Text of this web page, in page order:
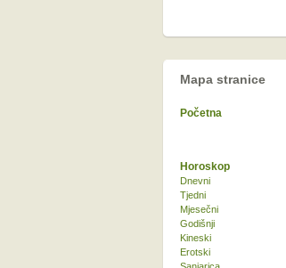
Mapa stranice
Početna
Horoskop
Dnevni
Tjedni
Mjesečni
Godišnji
Kineski
Erotski